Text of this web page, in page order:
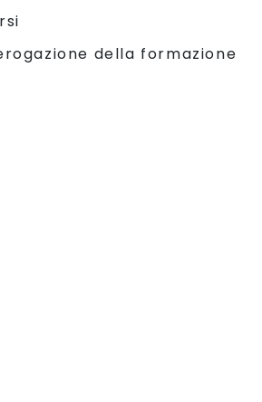
della formazione